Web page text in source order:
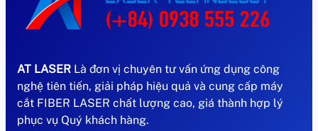
AT LASER Là đơn vị chuyên tư vấn ứng dụng công
nghệ tiên tiến, giải pháp hiệu quả và cung cấp máy
cắt FIBER LASER chất lượng cao, giá thành hợp lý
phục vụ Quý khách hàng.